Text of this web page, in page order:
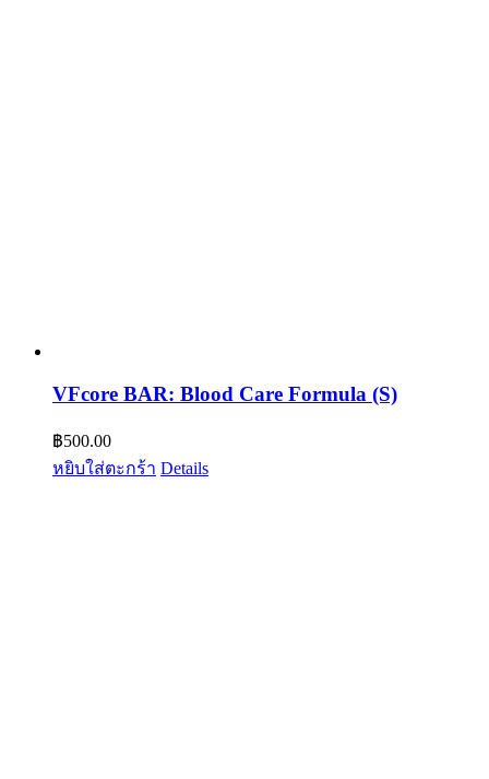
VFcore BAR: Blood Care Formula (S)
฿500.00
หยิบใส่ตะกร้า Details